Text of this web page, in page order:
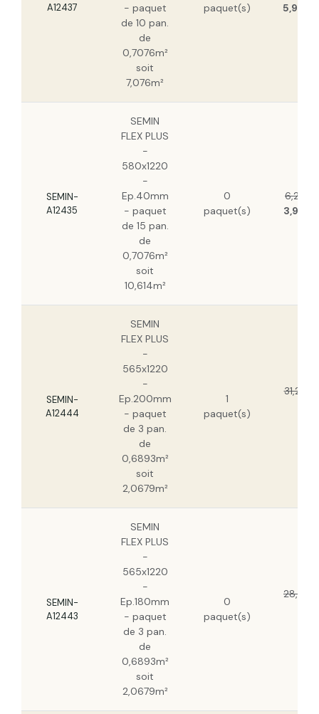
A12437
- paquet
de 10 pan.
de
0,7076m²
soit
7,076m²
paquet(s) 5,90 €
SEMIN-
A12435
SEMIN
FLEX PLUS
-
580x1220
-
Ep.40mm
- paquet
de 15 pan.
de
0,7076m²
soit
10,614m²
0
paquet(s)
6,24 €
3,93 €
SEMIN-
A12444
SEMIN
FLEX PLUS
-
565x1220
-
Ep.200mm
- paquet
de 3 pan.
de
0,6893m²
soit
2,0679m²
1
paquet(s)
31,20
SEMIN-
A12443
SEMIN
FLEX PLUS
-
565x1220
-
Ep.180mm
- paquet
de 3 pan.
de
0,6893m²
soit
2,0679m²
0
paquet(s)
28,14